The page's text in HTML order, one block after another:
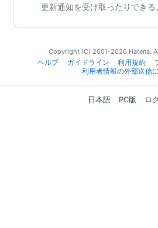
更新通知を受け取ったりできる
Copyright (C) 2001-2026 Hatena.
ヘルプ
ガイドライン 利用規約
利用者情報の外部送信
日本語 PC版 ロ